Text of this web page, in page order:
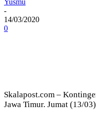
Yusmu
-
14/03/2020
0
Skalapost.com –
Jawa Timur. Jumat (13/